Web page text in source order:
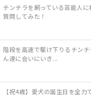
チンチラを飼っている芸能人
質問してみた！
階段を高速で駆け下りるチン
ん達に会いにいき...
【祝4歳】愛犬の誕生日を全力